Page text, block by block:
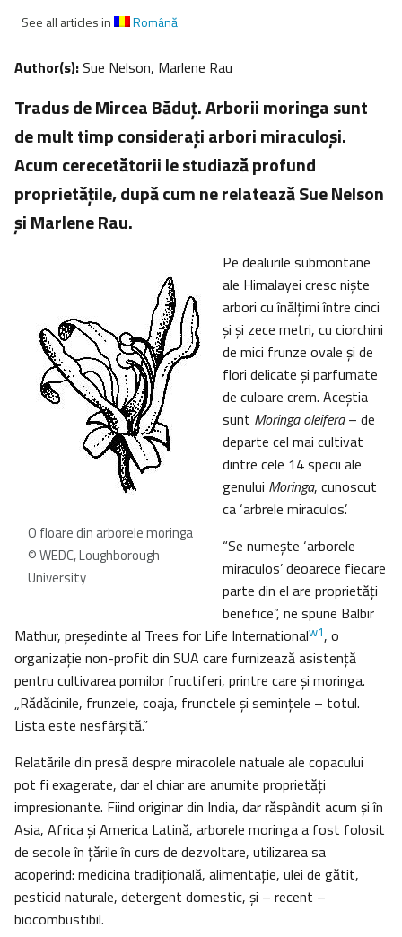
See all articles in
Română
Author(s):Sue Nelson, Marlene Rau
Tradus de Mircea Băduţ. Arborii moringa sunt
de mult timp consideraţi arbori miraculoşi.
Acum cerecetătorii le studiază profund
proprietăţile, după cum ne relatează Sue Nelson
şi Marlene Rau.
O floare din arborele moringa
© WEDC, Loughborough
University
Pe dealurile submontane
ale Himalayei cresc nişte
arbori cu înălţimi între cinci
şi şi zece metri, cu ciorchini
de mici frunze ovale şi de
flori delicate şi parfumate
de culoare crem. Aceştia
sunt Moringa oleifera– de
departe cel mai cultivat
dintre cele 14 specii ale
genului Moringa, cunoscut
ca ‘arbrele miraculos’.
“Se numeşte ‘arborele
miraculos’ deoarece fiecare
parte din el are proprietăţi
benefice”, ne spune Balbir
Mathur, preşedinte al Trees for Life Internationalw1, o
organizaţie non-profit din SUA care furnizează asistenţă
pentru cultivarea pomilor fructiferi, printre care şi moringa.
„Rădăcinile, frunzele, coaja, frunctele şi seminţele – totul.
Lista este nesfârşită.”
Relatările din presă despre miracolele natuale ale copacului
pot fi exagerate, dar el chiar are anumite proprietăţi
impresionante. Fiind originar din India, dar răspândit acum şi în
Asia, Africa şi America Latină, arborele moringa a fost folosit
de secole în ţările în curs de dezvoltare, utilizarea sa
acoperind: medicina tradiţională, alimentaţie, ulei de gătit,
pesticid naturale, detergent domestic, şi – recent –
biocombustibil.